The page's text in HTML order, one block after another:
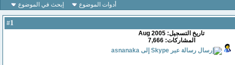
أدوات الموضوع إبحث في الموضوع
1
تاريخ التسجيل: Aug 2005
المشاركات: 7,666